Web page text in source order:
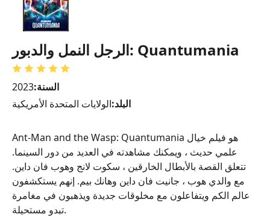
الرجل النمل والدبور: Quantumania
السنة:2023
البلد:الولايات المتحدة الأمريكية
Ant-Man and the Wasp: Quantumania هو فيلم خيال
علمي حديث ، ويمكنك مشاهدته في العديد من دور السينما.
تتعلق القصة بالأبطال الخارقين ، سكوت لانج وهوب فان داين.
مع والدي هوب ، جانيت فان داين وهانك بيم. إنهم يستكشفون
عالم الكم ويتفاعلون مع مخلوقات جديدة ويذهبون في مغامرة
تبدو مستحيلة.